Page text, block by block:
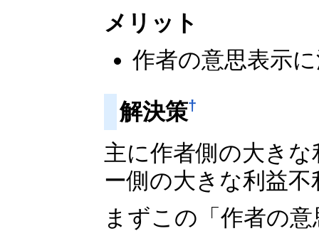
メリット
作者の意思表示
解決策†
主に作者側の大き
ー側の大きな利益
まずこの「作者の